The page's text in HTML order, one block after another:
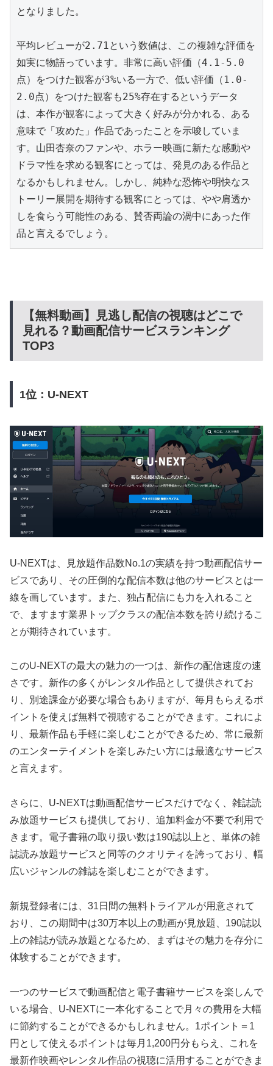
となりました。
平均レビューが2.71という数値は、この複雑な評価を
如実に物語っています。非常に高い評価（4.1-5.0
点）をつけた観客が3%いる一方で、低い評価（1.0-
2.0点）をつけた観客も25%存在するというデータ
は、本作が観客によって大きく好みが分かれる、ある
意味で「攻めた」作品であったことを示唆していま
す。山田杏奈のファンや、ホラー映画に新たな感動や
ドラマ性を求める観客にとっては、発見のある作品と
なるかもしれません。しかし、純粋な恐怖や明快なス
トーリー展開を期待する観客にとっては、やや肩透か
しを食らう可能性のある、賛否両論の渦中にあった作
品と言えるでしょう。
【無料動画】見逃し配信の視聴はどこで
見れる？動画配信サービスランキング
TOP3
1位：U-NEXT
U-NEXTは、見放題作品数No.1の実績を持つ動画配信サー
ビスであり、その圧倒的な配信本数は他のサービスとは一
線を画しています。また、独占配信にも力を入れること
で、ますます業界トップクラスの配信本数を誇り続けるこ
とが期待されています。
このU-NEXTの最大の魅力の一つは、新作の配信速度の速
さです。新作の多くがレンタル作品として提供されてお
り、別途課金が必要な場合もありますが、毎月もらえるポ
イントを使えば無料で視聴することができます。これによ
り、最新作品も手軽に楽しむことができるため、常に最新
のエンターテイメントを楽しみたい方には最適なサービス
と言えます。
さらに、U-NEXTは動画配信サービスだけでなく、雑誌読
み放題サービスも提供しており、追加料金が不要で利用で
きます。電子書籍の取り扱い数は190誌以上と、単体の雑
誌読み放題サービスと同等のクオリティを誇っており、幅
広いジャンルの雑誌を楽しむことができます。
新規登録者には、31日間の無料トライアルが用意されて
おり、この期間中は30万本以上の動画が見放題、190誌以
上の雑誌が読み放題となるため、まずはその魅力を存分に
体験することができます。
一つのサービスで動画配信と電子書籍サービスを楽しんで
いる場合、U-NEXTに一本化することで月々の費用を大幅
に節約することができるかもしれません。1ポイント＝1
円として使えるポイントは毎月1,200円分もらえ、これを
最新作映画やレンタル作品の視聴に活用することができま